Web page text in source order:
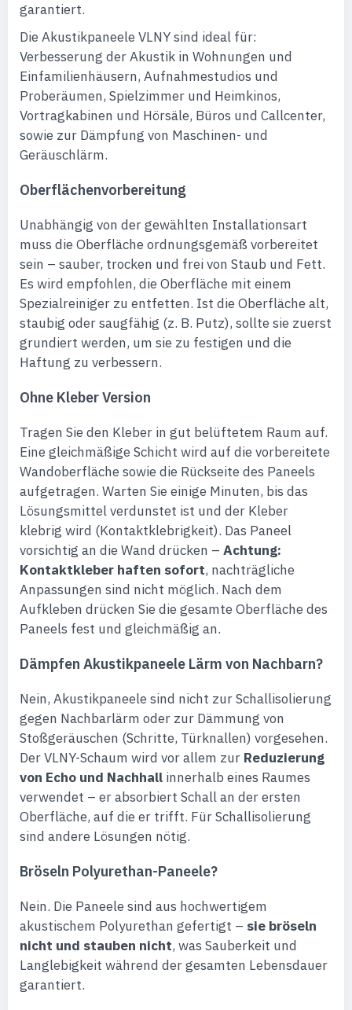
garantiert.
Die Akustikpaneele VLNY sind ideal für:
Verbesserung der Akustik in Wohnungen und
Einfamilienhäusern, Aufnahmestudios und
Proberäumen, Spielzimmer und Heimkinos,
Vortragkabinen und Hörsäle, Büros und Callcenter,
sowie zur Dämpfung von Maschinen- und
Geräuschlärm.
Oberflächenvorbereitung
Unabhängig von der gewählten Installationsart
muss die Oberfläche ordnungsgemäß vorbereitet
sein – sauber, trocken und frei von Staub und Fett.
Es wird empfohlen, die Oberfläche mit einem
Spezialreiniger zu entfetten. Ist die Oberfläche alt,
staubig oder saugfähig (z. B. Putz), sollte sie zuerst
grundiert werden, um sie zu festigen und die
Haftung zu verbessern.
Ohne Kleber Version
Tragen Sie den Kleber in gut belüftetem Raum auf.
Eine gleichmäßige Schicht wird auf die vorbereitete
Wandoberfläche sowie die Rückseite des Paneels
aufgetragen. Warten Sie einige Minuten, bis das
Lösungsmittel verdunstet ist und der Kleber
klebrig wird (Kontaktklebrigkeit). Das Paneel
vorsichtig an die Wand drücken – Achtung:
Kontaktkleber haften sofort, nachträgliche
Anpassungen sind nicht möglich. Nach dem
Aufkleben drücken Sie die gesamte Oberfläche des
Paneels fest und gleichmäßig an.
Dämpfen Akustikpaneele Lärm von Nachbarn?
Nein, Akustikpaneele sind nicht zur Schallisolierung
gegen Nachbarlärm oder zur Dämmung von
Stoßgeräuschen (Schritte, Türknallen) vorgesehen.
Der VLNY-Schaum wird vor allem zur Reduzierung
von Echo und Nachhall innerhalb eines Raumes
verwendet – er absorbiert Schall an der ersten
Oberfläche, auf die er trifft. Für Schallisolierung
sind andere Lösungen nötig.
Bröseln Polyurethan-Paneele?
Nein. Die Paneele sind aus hochwertigem
akustischem Polyurethan gefertigt – sie bröseln
nicht und stauben nicht, was Sauberkeit und
Langlebigkeit während der gesamten Lebensdauer
garantiert.